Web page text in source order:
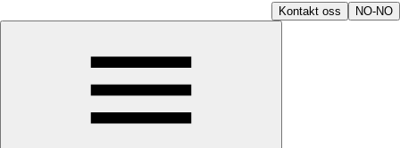
Kontakt oss NO-NO